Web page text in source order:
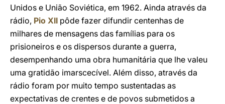
Unidos e União Soviética, em 1962. Ainda através da
rádio, Pio XII pôde fazer difundir centenhas de
milhares de mensagens das famílias para os
prisioneiros e os dispersos durante a guerra,
desempenhando uma obra humanitária que lhe valeu
uma gratidão imarscecível. Além disso, através da
rádio foram por muito tempo sustentadas as
expectativas de crentes e de povos submetidos a